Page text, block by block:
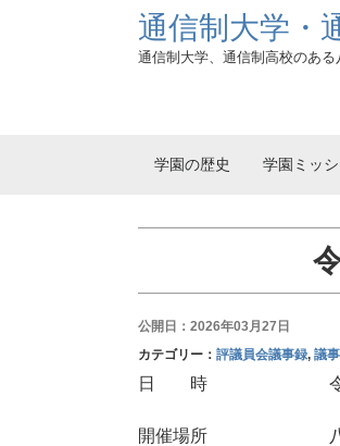
通信制大学・
通信制大学、通信制高校のあ
学園の歴史 学園ミッ
公開日：2026年03月27日
カテゴリー： 評議員会議事録, 議
日 時 令和8年３月
開催場所 八洲学園